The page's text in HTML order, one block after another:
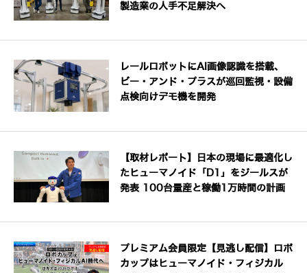
製造業の人手不足解決へ
レールロボットにAI画像認識を搭載、
ビー・アンド・プラスが巡回監視・設備
点検向けデモ機を開発
【取材レポート】日本の現場に最適化し
たヒューマノイド「D1」をジールスが
発表 100台量産と稼働1万時間の計画
プレミアム会員限定【見逃し配信】ロボ
カップはヒューマノイド・フィジカル